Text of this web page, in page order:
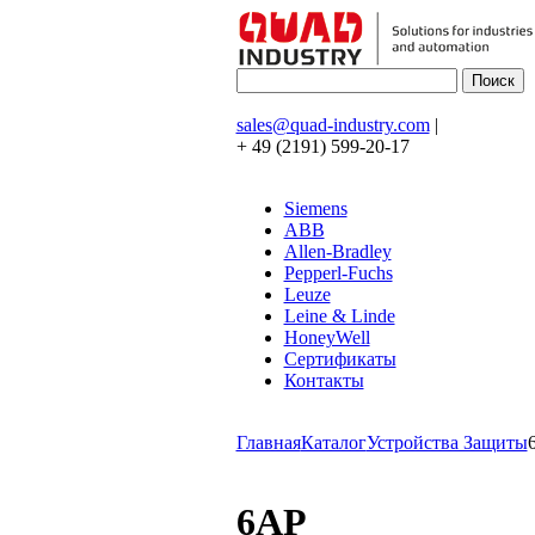
sales@quad-industry.com|
+ 49 (2191) 599-20-17
Siemens
ABB
Allen-Bradley
Pepperl-Fuchs
Leuze
Leine & Linde
HoneyWell
Сертификаты
Контакты
ГлавнаяКаталогУстройства Защиты
6AP